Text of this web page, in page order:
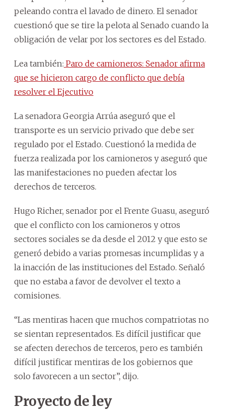
peleando contra el lavado de dinero. El senador
cuestionó que se tire la pelota al Senado cuando la
obligación de velar por los sectores es del Estado.
Lea también: Paro de camioneros: Senador afirma
que se hicieron cargo de conflicto que debía
resolver el Ejecutivo
La senadora Georgia Arrúa aseguró que el
transporte es un servicio privado que debe ser
regulado por el Estado. Cuestionó la medida de
fuerza realizada por los camioneros y aseguró que
las manifestaciones no pueden afectar los
derechos de terceros.
Hugo Richer, senador por el Frente Guasu, aseguró
que el conflicto con los camioneros y otros
sectores sociales se da desde el 2012 y que esto se
generó debido a varias promesas incumplidas y a
la inacción de las instituciones del Estado. Señaló
que no estaba a favor de devolver el texto a
comisiones.
“Las mentiras hacen que muchos compatriotas no
se sientan representados. Es difícil justificar que
se afecten derechos de terceros, pero es también
difícil justificar mentiras de los gobiernos que
solo favorecen a un sector”, dijo.
Proyecto de ley